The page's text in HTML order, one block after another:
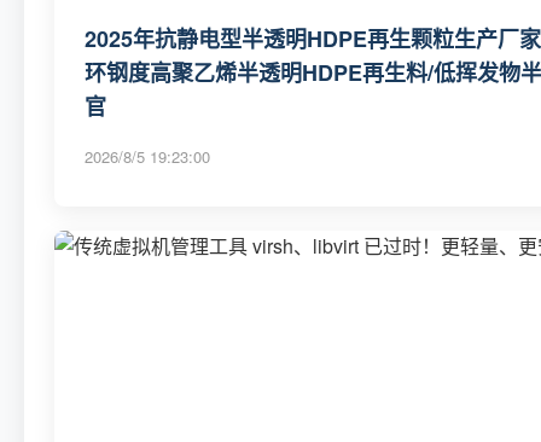
2025年抗静电型半透明HDPE再生颗粒生产厂
环钢度高聚乙烯半透明HDPE再生料‌/低挥发物
官
2026/8/5 19:23:00